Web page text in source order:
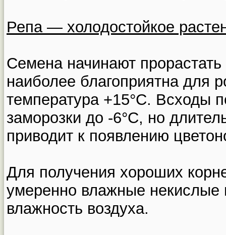
Репа — холодостойкое
Семена начинают
наиболее благоприятна для
температура +15°С. Всходы
заморозки до -6°С, но
приводит к появлению
Для получения хороших
умеренно влажные некислые
влажность воздуха.